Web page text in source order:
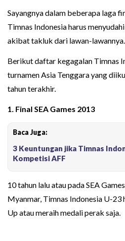
Sayangnya dalam beberapa laga
Timnas Indonesia harus
akibat takluk dari lawan-lawannya.
Berikut daftar kegagalan Timnas
turnamen Asia Tenggara yang
tahun terakhir.
1. Final SEA Games 2013
Baca Juga:
3 Keuntungan jika Timnas
Kompetisi AFF
10 tahun lalu atau pada SEA
Myanmar, Timnas Indonesia U-23
Up atau meraih medali perak saja.